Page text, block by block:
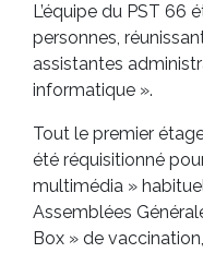
L’équipe du PST 66
personnes,
assistantes
informatique ».
Tout le premier
été réquisitionné
multimédia »
Assemblées
Box » de